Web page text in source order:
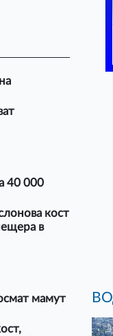
40 000
кост
в
мамут